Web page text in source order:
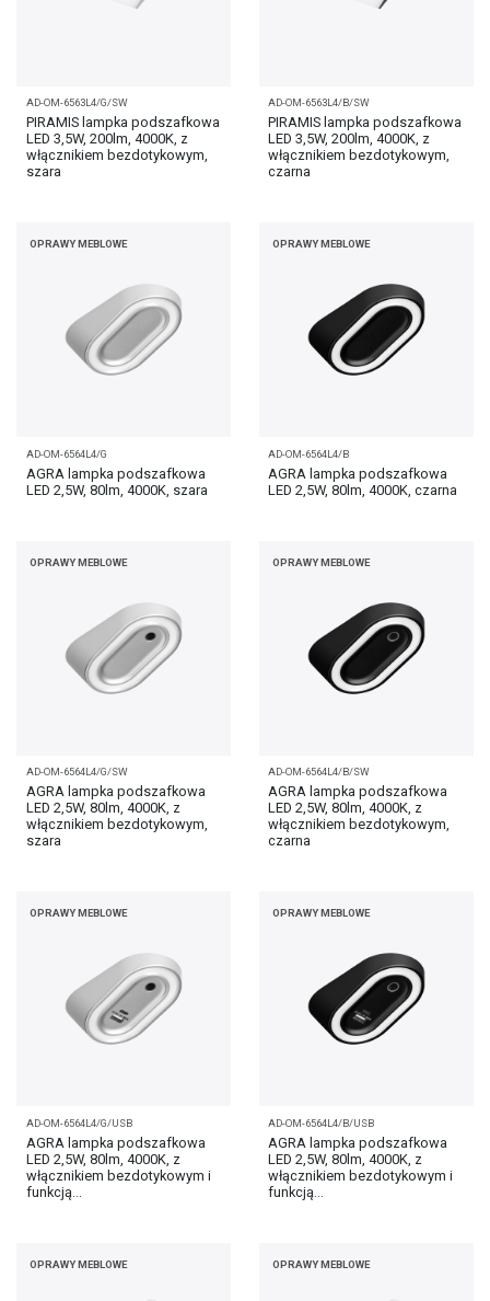
AD-OM-6563L4/G/SW
PIRAMIS lampka podszafkowa
LED 3,5W, 200lm, 4000K, z
włącznikiem bezdotykowym,
szara
AD-OM-6563L4/B/SW
PIRAMIS lampka podszafkowa
LED 3,5W, 200lm, 4000K, z
włącznikiem bezdotykowym,
czarna
OPRAWY MEBLOWE
AD-OM-6564L4/G
AGRA lampka podszafkowa
LED 2,5W, 80lm, 4000K, szara
OPRAWY MEBLOWE
AD-OM-6564L4/B
AGRA lampka podszafkowa
LED 2,5W, 80lm, 4000K, czarna
OPRAWY MEBLOWE
AD-OM-6564L4/G/SW
AGRA lampka podszafkowa
LED 2,5W, 80lm, 4000K, z
włącznikiem bezdotykowym,
szara
OPRAWY MEBLOWE
AD-OM-6564L4/B/SW
AGRA lampka podszafkowa
LED 2,5W, 80lm, 4000K, z
włącznikiem bezdotykowym,
czarna
OPRAWY MEBLOWE
AD-OM-6564L4/G/USB
AGRA lampka podszafkowa
LED 2,5W, 80lm, 4000K, z
włącznikiem bezdotykowym i
funkcją...
OPRAWY MEBLOWE
AD-OM-6564L4/B/USB
AGRA lampka podszafkowa
LED 2,5W, 80lm, 4000K, z
włącznikiem bezdotykowym i
funkcją...
OPRAWY MEBLOWE OPRAWY MEBLOWE